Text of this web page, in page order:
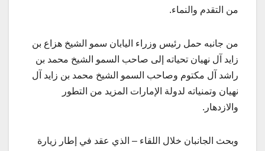
من التقدم والنماء.
من جانبه حمل رئيس وزراء اليابان سمو الشيخ هزاع بن
زايد آل نهيان تحياته إلى صاحب السمو الشيخ محمد بن
راشد آل مكتوم وصاحب السمو الشيخ محمد بن زايد آل
نهيان وتمنياته لدولة الإمارات المزيد من التطور
والازدهار.
وبحث الجانبان خلال اللقاء – الذي عقد في إطار زيارة